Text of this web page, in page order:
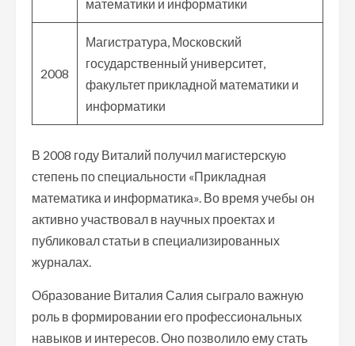
математики и информатики
2008
Магистратура, Московский
государственный университет,
факультет прикладной математики и
информатики
В 2008 году Виталий получил магистерскую
степень по специальности «Прикладная
математика и информатика». Во время учебы он
активно участвовал в научных проектах и
публиковал статьи в специализированных
журналах.
Образование Виталия Салия сыграло важную
роль в формировании его профессиональных
навыков и интересов. Оно позволило ему стать